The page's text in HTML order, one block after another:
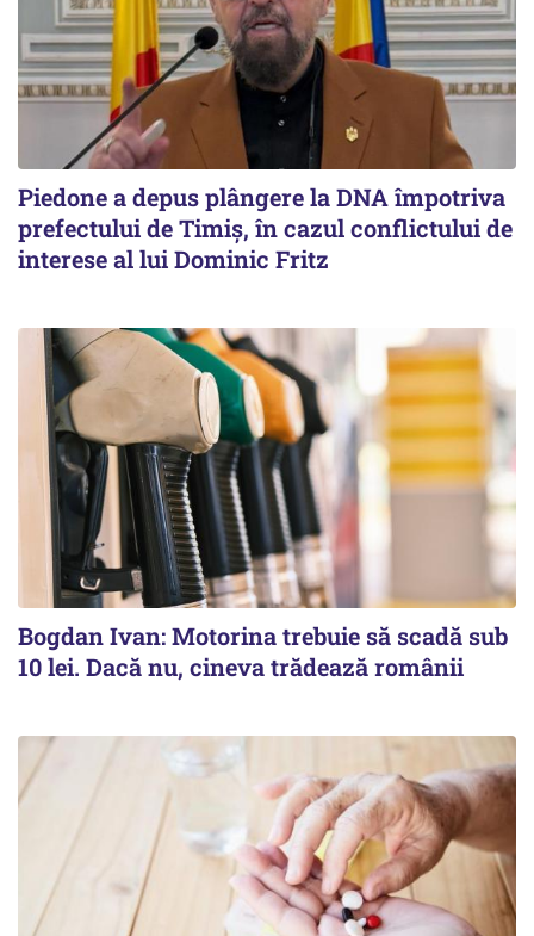
Piedone a depus plângere la DNA împotriva
prefectului de Timiș, în cazul conflictului de
interese al lui Dominic Fritz
Bogdan Ivan: Motorina trebuie să scadă sub
10 lei. Dacă nu, cineva trădează românii